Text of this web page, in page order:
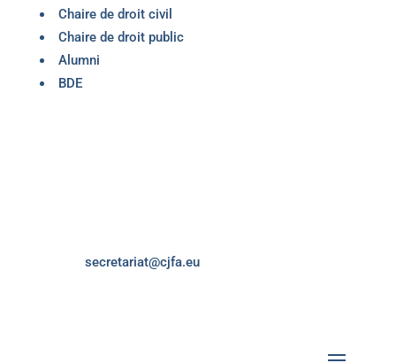
Chaire de droit civil
Chaire de droit public
Alumni
BDE
secretariat@cjfa.eu